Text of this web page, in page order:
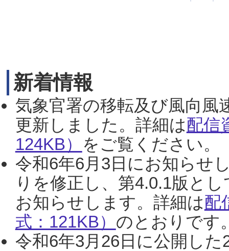
新着情報
気象官署の移転及び風向風
更新しました。詳細は配信
124KB） をご覧ください。
令和6年6月3日にお知らせ
りを修正し、第4.0.1版と
お知らせします。詳細は配
式：121KB） のとおりです
令和6年3月26日に公開し